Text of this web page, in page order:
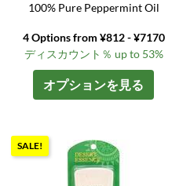
100% Pure Peppermint Oil
4 Options from ¥812 - ¥7170
ディスカウント％ up to 53%
オプションを見る
SALE!